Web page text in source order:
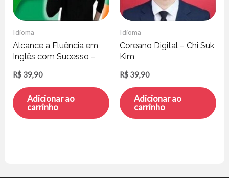
Idioma
Alcance a Fluência em
Inglês com Sucesso –
R$ 39,90
Adicionar ao
carrinho
Idioma
Coreano Digital – Chi Suk
Kim
R$ 39,90
Adicionar ao
carrinho